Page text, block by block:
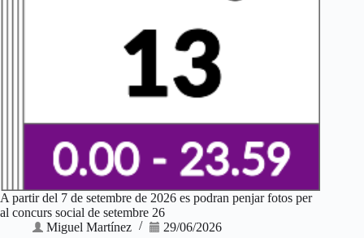
A partir del 7 de setembre de 2026 es podran penjar fotos per
al concurs social de setembre 26
Miguel Martínez
29/06/2026